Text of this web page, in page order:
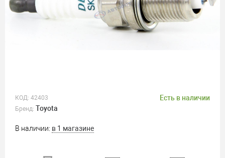
КОД: 42403 Есть в наличии
Бренд: Toyota
В наличии: в 1 магазине